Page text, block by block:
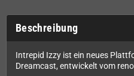
Beschreibung
Intrepid Izzy ist ein neues
Dreamcast, entwickelt vom